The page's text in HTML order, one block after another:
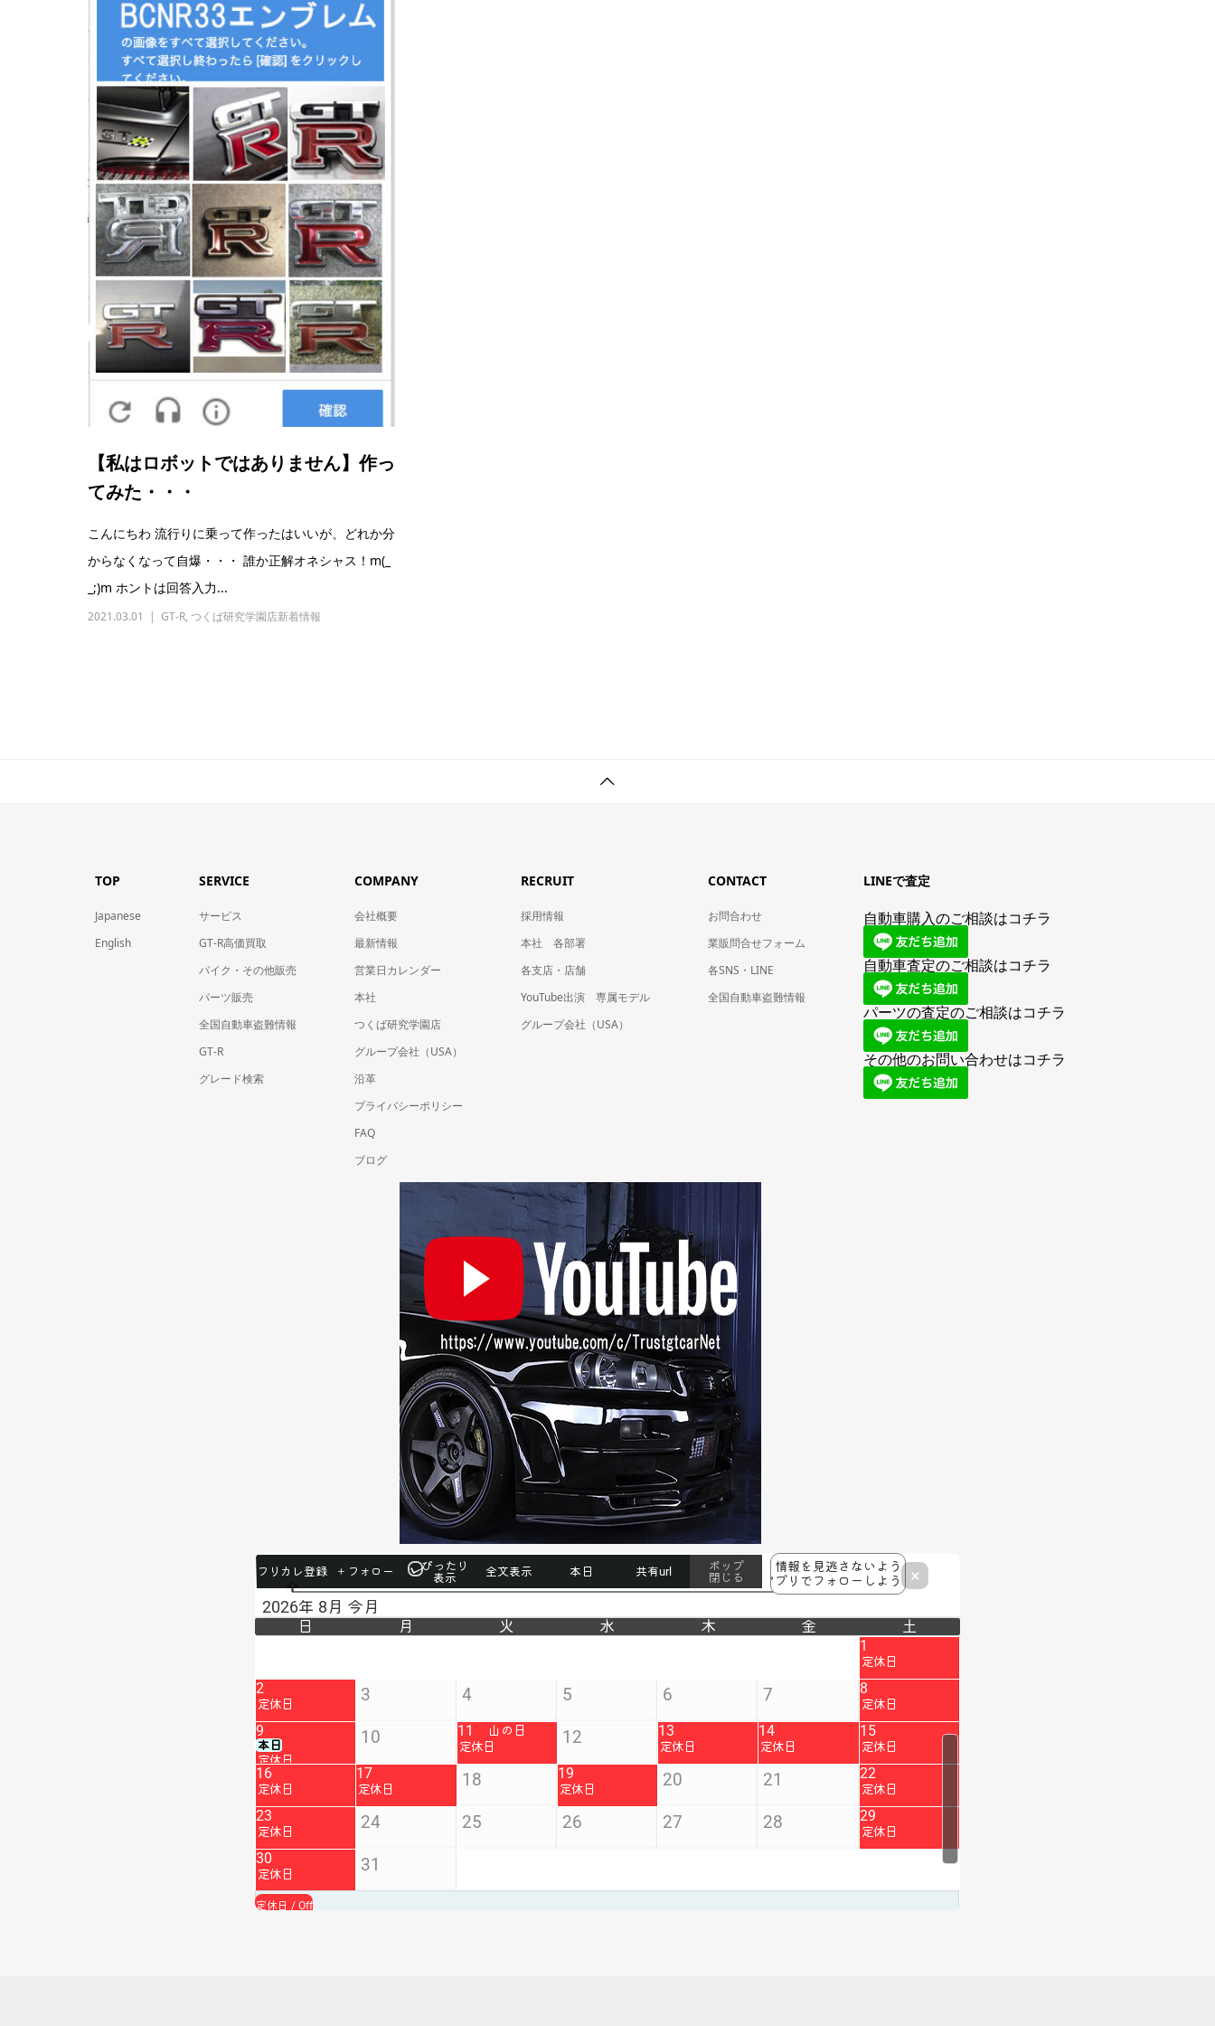
【私はロボットではありません】作っ
てみた・・・
こんにちわ 流行りに乗って作ったはいいが、どれか分
からなくなって自爆・・・ 誰か正解オネシャス！m(_
_;)m ホントは回答入力...
2021.03.01 GT-R, つくば研究学園店新着情報
TOP
Japanese
English
SERVICE
サービス
GT-R高価買取
バイク・その他販売
パーツ販売
全国自動車盗難情報
GT-R
グレード検索
COMPANY
会社概要
最新情報
営業日カレンダー
本社
つくば研究学園店
グループ会社（USA）
沿革
プライバシーポリシー
FAQ
ブログ
RECRUIT
採用情報
本社 各部署
各支店・店舗
YouTube出演 専属モデル
グループ会社（USA）
CONTACT
お問合わせ
業販問合せフォーム
各SNS・LINE
全国自動車盗難情報
LINEで査定
自動車購入のご相談はコチラ
自動車査定のご相談はコチラ
パーツの査定のご相談はコチラ
その他のお問い合わせはコチラ